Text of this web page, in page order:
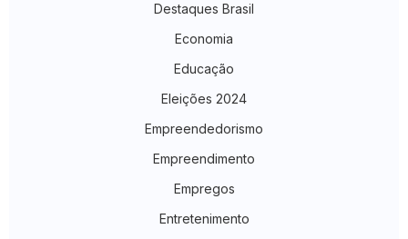
Destaques Brasil
Economia
Educação
Eleições 2024
Empreendedorismo
Empreendimento
Empregos
Entretenimento